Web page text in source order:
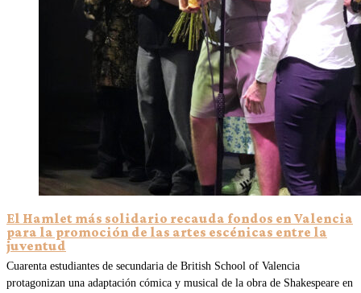
El Hamlet más solidario recauda fondos en Valencia
para la promoción de las artes escénicas entre la
juventud
Cuarenta estudiantes de secundaria de British School of Valencia
protagonizan una adaptación cómica y musical de la obra de Shakespeare en